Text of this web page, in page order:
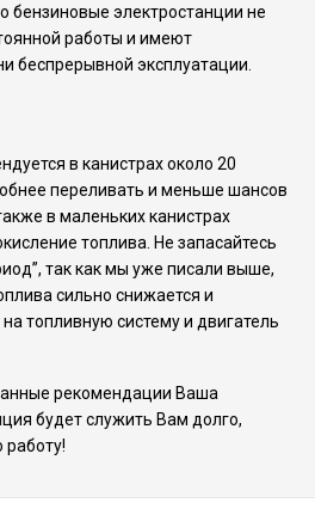
бензиновые электростанции не
работы и имеют
беспрерывной эксплуатации.
в канистрах около 20
переливать и меньше шансов
в маленьких канистрах
топлива. Не запасайтесь
так как мы уже писали выше,
сильно снижается и
топливную систему и двигатель
рекомендации Ваша
будет служить Вам долго,